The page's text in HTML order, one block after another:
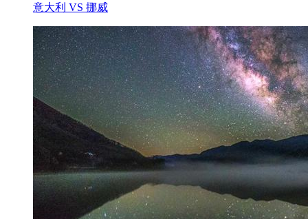
意大利 VS 挪威